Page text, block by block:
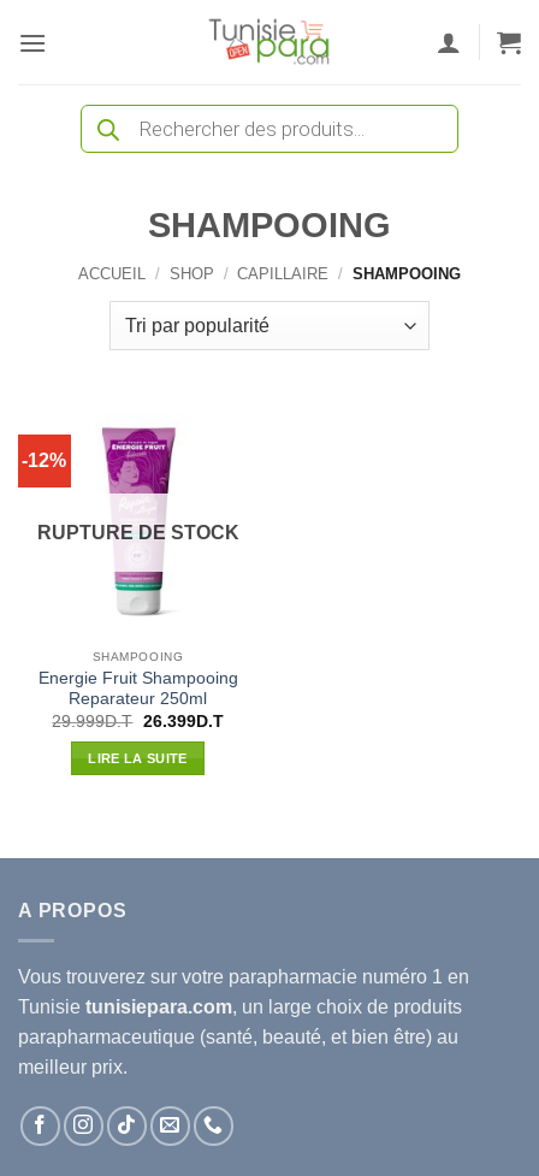
Recherche
produits
SHAMPOOING
ACCUEIL / SHOP / CAPILLAIRE / SHAMPOOING
-12%
RUPTURE DE STOCK
SHAMPOOING
Energie Fruit Shampooing
Reparateur 250ml
29.999D.T Le
initial
était :
26.399D.TLe
LIRE LA SUITE
A PROPOS
Vous trouverez sur votre parapharmacie numéro 1 en
Tunisie tunisiepara.com, un large choix de produits
parapharmaceutique (santé, beauté, et bien être) au
meilleur prix.